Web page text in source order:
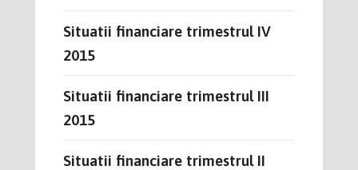
Situatii financiare trimestrul IV
2015
Situatii financiare trimestrul III
2015
Situatii financiare trimestrul II